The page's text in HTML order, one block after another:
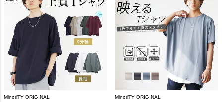
MinoriTY ORIGINAL MinoriTY ORIGINAL